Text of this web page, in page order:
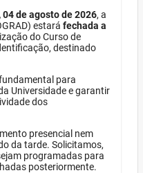
de agosto de 2026, a
estará fechada a
do Curso de
destinado
para
Universidade e garantir
dos
presencial nem
da tarde. Solicitamos,
programadas para
posteriormente.